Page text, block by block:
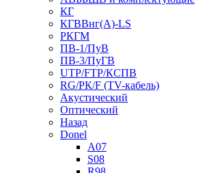
КГ
КГВВнг(А)-LS
РКГМ
ПВ-1/ПуВ
ПВ-3/ПуГВ
UTP/FTP/КСПВ
RG/РК/F (TV-кабель)
Акустический
Оптический
Назад
Donel
A07
S08